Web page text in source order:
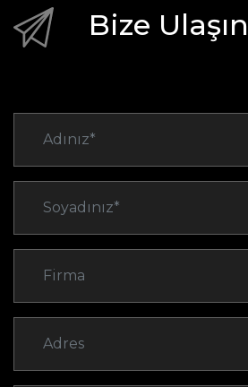
Bize Ulaşın